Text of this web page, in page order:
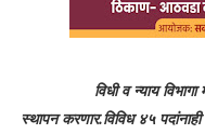
विधी व न्याय विभागा मध्ये
स्थापन करणार.विविध ४५